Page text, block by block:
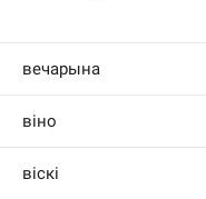
вечарына
віно
віскі